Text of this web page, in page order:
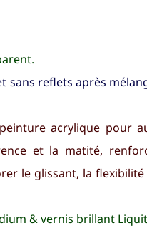
sans reflets après
acrylique pour
et la matité,
le glissant, la
& vernis brillant